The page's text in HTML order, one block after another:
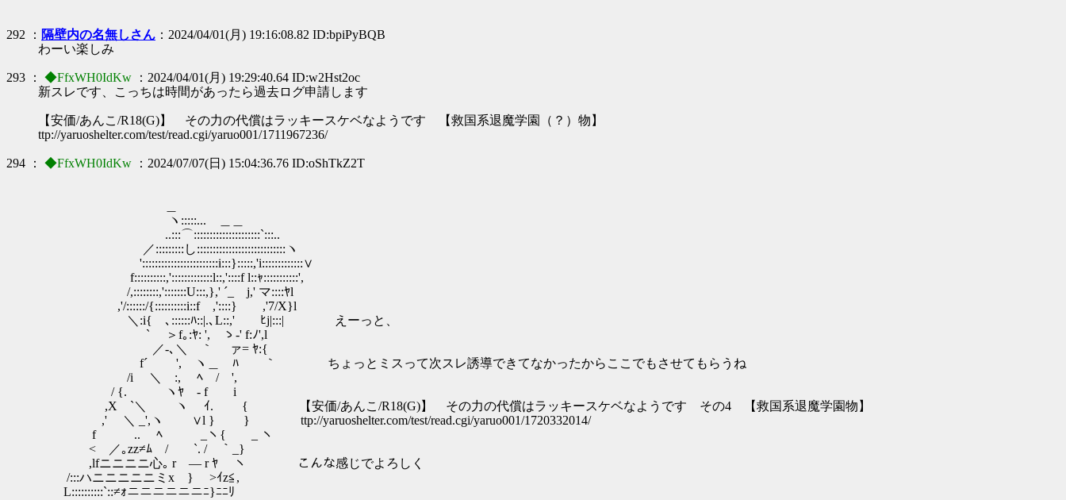
292 ： 隔壁内の名無しさん ：2024/04/01(月) 19:16:08.82 ID:bpiPyBQB
わーい楽しみ
293 ： ◆FfxWH0IdKw
：2024/04/01(月) 19:29:40.64 ID:w2Hst2oc
新スレです、こっちは時間があったら過去ログ申請します
【安価/あんこ/R18(G)】 その力の代償はラッキースケベなようです 【救国系退魔学園（？）物】
ttp://yaruoshelter.com/test/read.cgi/yaruo001/1711967236/
294 ： ◆FfxWH0IdKw ：2024/07/07(日) 15:04:36.76 ID:oShTkZ2T
ヽ:::::... ＿＿
..:::⌒:::::::::::::::::::::`:::..
／:::::::::し::::::::::::::::::::::::::::ヽ
'::::::::::::::::::::::::i:::}:::::,'i:::::::::::::∨
f::::::::::,':::::::::::::l::,'::::f l::ｬ:::::::::::',
/,::::::::,':::::::U:::,},' ´_ j,' マ::::ﾔl
,'/::::::/{::::::::::i::f ,'::::} ,'7/X}l
＼:i{ ､::::::ﾊ::|.､L::,' ﾋj|:::| えーっと、
` ＞f｡:ﾔ: ', ゝ-' f:ﾉ',l
／-､＼ ｀ ァ= ﾔ:{
f´ ', ヽ＿ ﾊ ｀ ちょっとミスって次スレ誘導できてなかったからここでもさせてもらうね
/i ＼ :, ﾍ / ',
/ {. ヽﾔ - f i
,X `＼ ヽ ｲ. { 【安価/あんこ/R18(G)】 その力の代償はラッキースケベなようです その4 【救国系退魔学園物】
,' ＼ _',ヽ ∨l } } ttp://yaruoshelter.com/test/read.cgi/yaruo001/1720332014/
f .. ﾍ _ヽ{ _ ヽ
< ／｡zz≠ﾑ / `. / ｀_}
,lfニニニニ心｡ r ― r ﾔ ヽ こんな感じでよろしく
/:::ハニニニニニミx } >ｲz≦,
L::::::::::`::≠ｫニニニニニニﾆ}ﾆﾆﾘ